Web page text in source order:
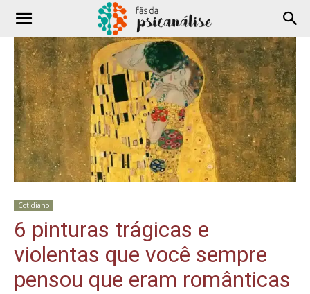
Cotidiano
6 pinturas trágicas e
violentas que você sempre
pensou que eram românticas